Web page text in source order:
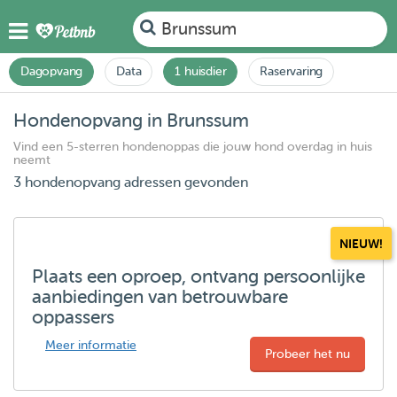
Brunssum
Dagopvang Data 1 huisdier Raservaring
Hondenopvang in Brunssum
Vind een 5-sterren hondenoppas die jouw hond overdag in huis
neemt
3 hondenopvang adressen gevonden
NIEUW!
Plaats een oproep, ontvang persoonlijke
aanbiedingen van betrouwbare
oppassers
Meer informatie
Probeer het nu